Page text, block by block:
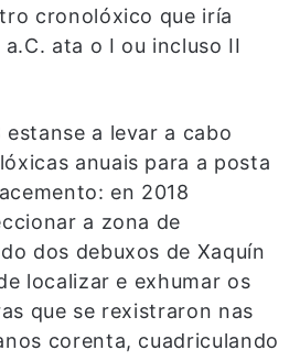
cronolóxico que iría
ata o I ou incluso II
estanse a levar a cabo
anuais para a posta
en 2018
a zona de
dos debuxos de Xaquín
localizar e exhumar os
que se rexistraron nas
corenta, cuadriculando